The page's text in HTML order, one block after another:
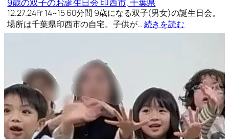
9歳の双子のお誕生日会 印西市, 千葉県
12.27.24Fr 14~15 60分間 9歳になる双子(男女)の誕生日会。
場所は千葉県印西市の自宅。子供が…続きを読む